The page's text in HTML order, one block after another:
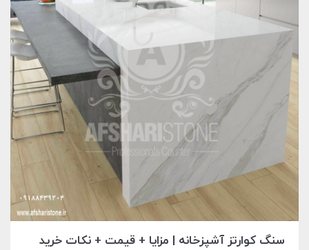
سنگ کوارتز آشپزخانه | مزایا + قیمت + نکات خرید